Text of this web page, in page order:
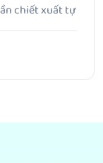
chiết xuất tự